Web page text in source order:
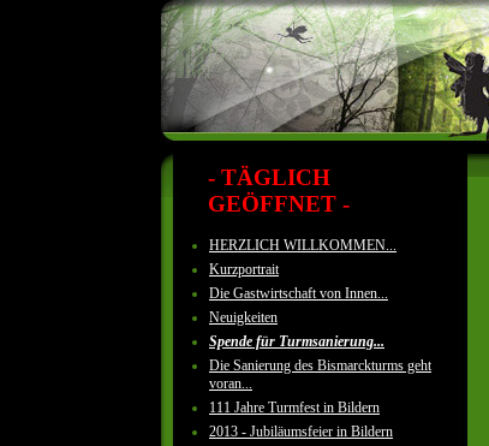
- TÄGLICH
GEÖFFNET -
HERZLICH WILLKOMMEN...
Kurzportrait
Die Gastwirtschaft von Innen...
Neuigkeiten
Spende für Turmsanierung...
Die Sanierung des Bismarckturms geht
voran...
111 Jahre Turmfest in Bildern
2013 - Jubiläumsfeier in Bildern